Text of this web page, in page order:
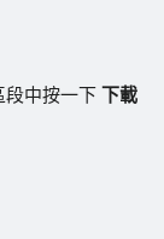
段中按一下 下載